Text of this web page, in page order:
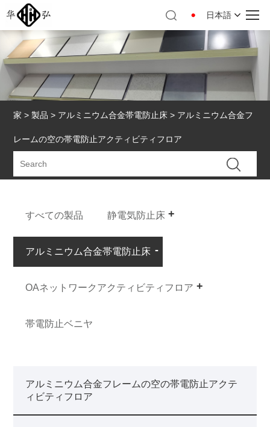
日本語
家 > 製品 > アルミニウム合金帯電防止床 > アルミニウム合金フ
レームの空の帯電防止アクティビティフロア
すべての製品 静電気防止床
アルミニウム合金帯電防止床
OAネットワークアクティビティフロア
帯電防止ベニヤ
アルミニウム合金フレームの空の帯電防止アクテ
ィビティフロア